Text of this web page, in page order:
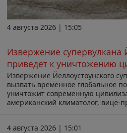
4 августа 2026 | 15:05
Извержение супервулкана
приведёт к уничтожению
Извержение Йеллоустоунского
вызвать временное глобальное
уничтожит современную
американский климатолог, вице-
4 августа 2026 | 15:01